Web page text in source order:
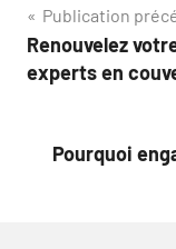
Navigation
de
Publication
Renouvelez
experts en
Pourquoi